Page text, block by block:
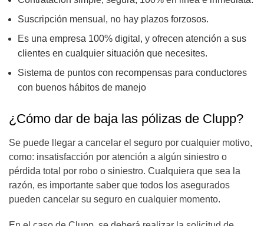
Suscripción mensual, no hay plazos forzosos.
Es una empresa 100% digital, y ofrecen atención a sus
clientes en cualquier situación que necesites.
Sistema de puntos con recompensas para conductores
con buenos hábitos de manejo
¿Cómo dar de baja las pólizas de Clupp?
Se puede llegar a cancelar el seguro por cualquier motivo,
como: insatisfacción por atención a algún siniestro o
pérdida total por robo o siniestro. Cualquiera que sea la
razón, es importante saber que todos los asegurados
pueden cancelar su seguro en cualquier momento.